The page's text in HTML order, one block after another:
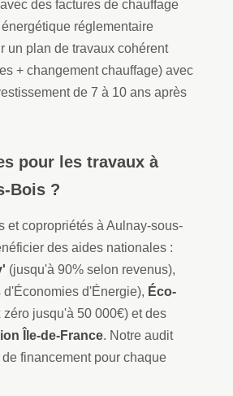
des factures de chauffage
réglementaire
un plan de travaux cohérent
+ changement chauffage) avec
de 7 à 10 ans après
pour les travaux à
Bois ?
et copropriétés à Aulnay-sous-
des aides nationales :
(jusqu'à 90% selon revenus),
d'Économies d'Énergie), Éco-
zéro jusqu'à 50 000€) et des
Île-de-France. Notre audit
financement pour chaque